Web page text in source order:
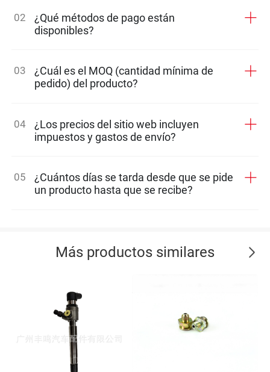
02
¿Qué métodos de pago están
disponibles?
03
¿Cuál es el MOQ (cantidad mínima de
pedido) del producto?
04
¿Los precios del sitio web incluyen
impuestos y gastos de envío?
05
¿Cuántos días se tarda desde que se pide
un producto hasta que se recibe?
Más productos similares